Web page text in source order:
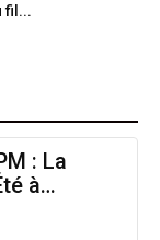
fil...
: La
à